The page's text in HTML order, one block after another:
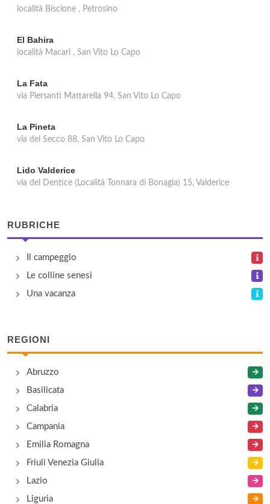
località Biscione , Petrosino
El Bahira
località Macari , San Vito Lo Capo
La Fata
via Piersanti Mattarella 94, San Vito Lo Capo
La Pineta
via del Secco 88, San Vito Lo Capo
Lido Valderice
via del Dentice (Località Tonnara di Bonagia) 15, Valderice
RUBRICHE
Il campeggio
Le colline senesi
Una vacanza
REGIONI
Abruzzo
Basilicata
Calabria
Campania
Emilia Romagna
Friuli Venezia Giulia
Lazio
Liguria